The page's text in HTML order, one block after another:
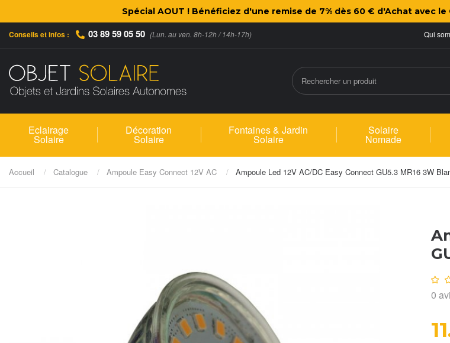
Spécial AOUT ! Bénéficiez d'une remise de 7% dès 60 € d'Achat avec
Conseils et infos : 03 89 59 05 50 (Lun. au ven. 8h-12h / 14h-17h) Qui
Eclairage
Solaire
Décoration
Solaire
Fontaines & Jardin
Solaire
Solaire
Nomade
Accueil Catalogue Ampoule Easy Connect 12V AC Ampoule Led 12V AC/DC Easy Connect GU5.3 MR16 3W
0